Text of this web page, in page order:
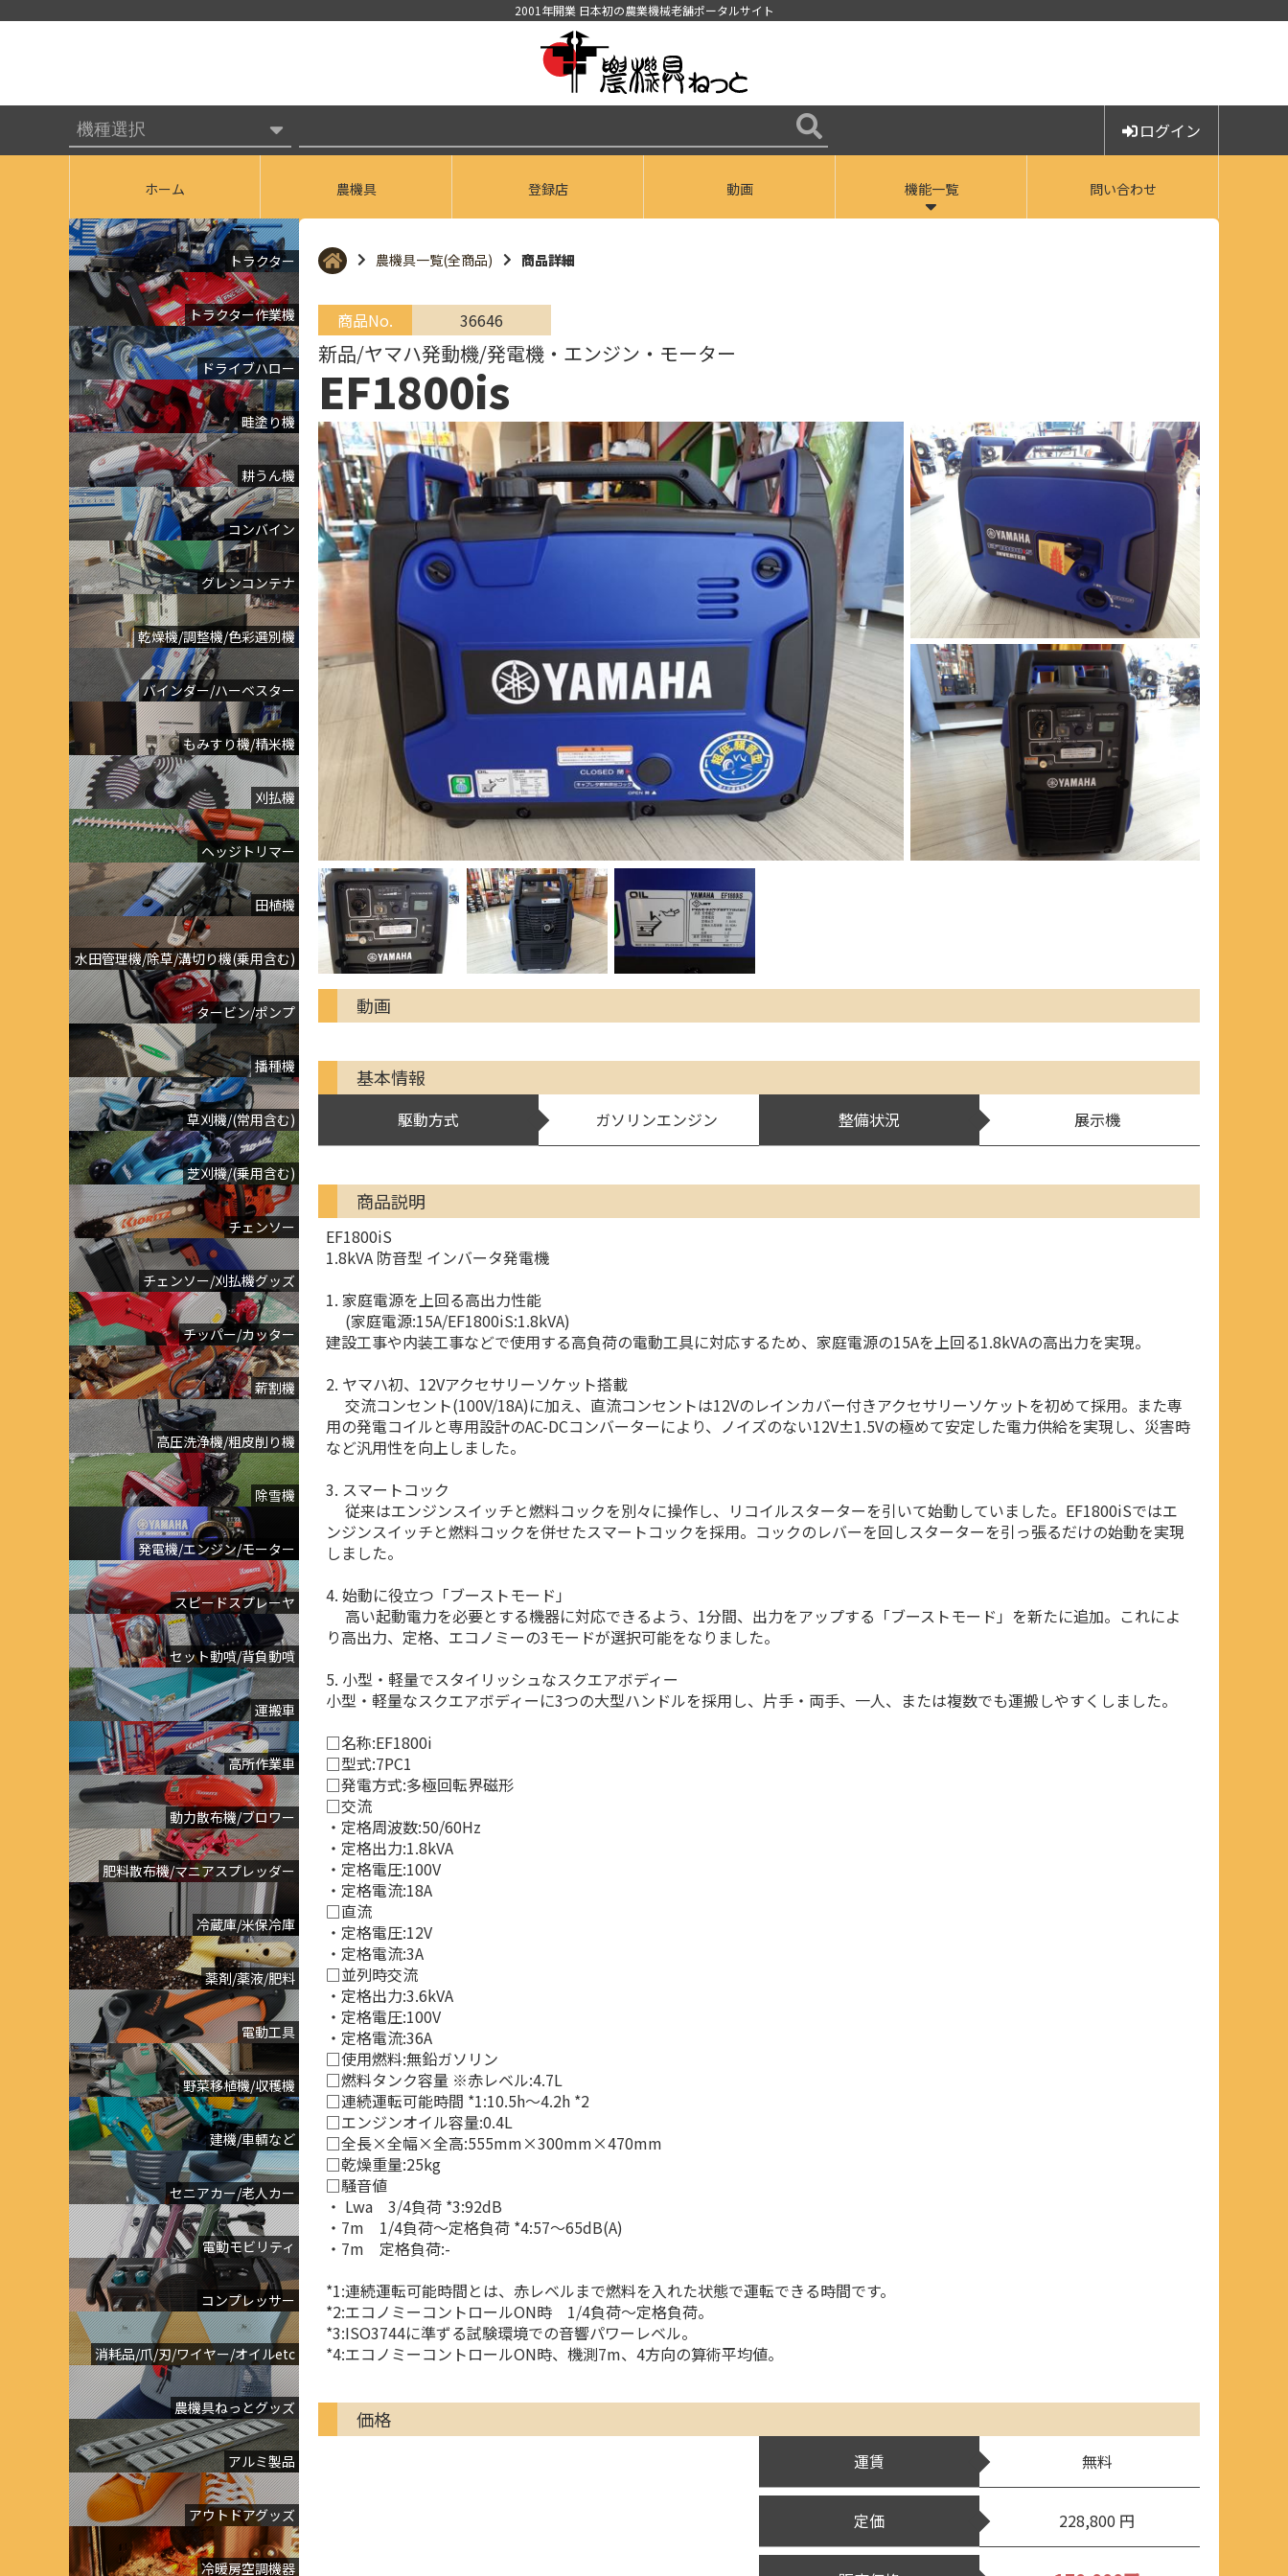
2001年開業 日本初の農業機械老舗ポータルサイト
ログイン
ホーム 農機具 登録店 動画 機能一覧 問い合わせ
トラクター
トラクター作業機
ドライブハロー
畦塗り機
耕うん機
コンバイン
グレンコンテナ
乾燥機/調整機/色彩選別機
バインダー/ハーベスター
もみすり機/精米機
刈払機
ヘッジトリマー
田植機
水田管理機/除草/溝切り機(乗用含む)
タービン/ポンプ
播種機
草刈機/(常用含む)
芝刈機/(乗用含む)
チェンソー
チェンソー/刈払機グッズ
チッパー/カッター
薪割機
高圧洗浄機/粗皮削り機
除雪機
発電機/エンジン/モーター
スピードスプレーヤ
セット動噴/背負動噴
運搬車
高所作業車
動力散布機/ブロワー
肥料散布機/マニアスプレッダー
冷蔵庫/米保冷庫
薬剤/薬液/肥料
電動工具
野菜移植機/収穫機
建機/車輌など
セニアカー/老人カー
電動モビリティ
コンプレッサー
消耗品/爪/刃/ワイヤー/オイルetc
農機具ねっとグッズ
アルミ製品
アウトドアグッズ
冷暖房空調機器
農機具一覧(全商品) 商品詳細
商品No. 36646
新品/ヤマハ発動機/発電機・エンジン・モーター
EF1800is
動画
基本情報
駆動方式 ガソリンエンジン 整備状況 展示機
商品説明
EF1800iS
1.8kVA 防音型 インバータ発電機
1. 家庭電源を上回る高出力性能
(家庭電源:15A/EF1800iS:1.8kVA)
建設工事や内装工事などで使用する高負荷の電動工具に対応するため、家庭電源の15Aを上回る1.8kVAの高出力を実現。
2. ヤマハ初、12Vアクセサリーソケット搭載
交流コンセント(100V/18A)に加え、直流コンセントは12Vのレインカバー付きアクセサリーソケットを初めて採用。また専
用の発電コイルと専用設計のAC-DCコンバーターにより、ノイズのない12V±1.5Vの極めて安定した電力供給を実現し、災害時
など汎用性を向上しました。
3. スマートコック
従来はエンジンスイッチと燃料コックを別々に操作し、リコイルスターターを引いて始動していました。EF1800iSではエ
ンジンスイッチと燃料コックを併せたスマートコックを採用。コックのレバーを回しスターターを引っ張るだけの始動を実現
しました。
4. 始動に役立つ「ブーストモード」
高い起動電力を必要とする機器に対応できるよう、1分間、出力をアップする「ブーストモード」を新たに追加。これによ
り高出力、定格、エコノミーの3モードが選択可能をなりました。
5. 小型・軽量でスタイリッシュなスクエアボディー
小型・軽量なスクエアボディーに3つの大型ハンドルを採用し、片手・両手、一人、または複数でも運搬しやすくしました。
□名称:EF1800i
□型式:7PC1
□発電方式:多極回転界磁形
□交流
・定格周波数:50/60Hz
・定格出力:1.8kVA
・定格電圧:100V
・定格電流:18A
□直流
・定格電圧:12V
・定格電流:3A
□並列時交流
・定格出力:3.6kVA
・定格電圧:100V
・定格電流:36A
□使用燃料:無鉛ガソリン
□燃料タンク容量 ※赤レベル:4.7L
□連続運転可能時間 *1:10.5h〜4.2h *2
□エンジンオイル容量:0.4L
□全長×全幅×全高:555mm×300mm×470mm
□乾燥重量:25kg
□騒音値
・ Lwa 3/4負荷 *3:92dB
・7m 1/4負荷〜定格負荷 *4:57〜65dB(A)
・7m 定格負荷:-
*1:連続運転可能時間とは、赤レベルまで燃料を入れた状態で運転できる時間です。
*2:エコノミーコントロールON時 1/4負荷〜定格負荷。
*3:ISO3744に準ずる試験環境での音響パワーレベル。
*4:エコノミーコントロールON時、機測7m、4方向の算術平均値。
価格
運賃 無料
定価 228,800 円